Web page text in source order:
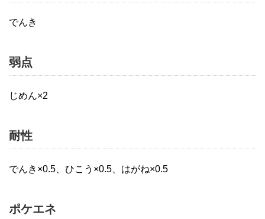
でんき
弱点
じめん×2
耐性
でんき×0.5、ひこう×0.5、はがね×0.5
ポケエネ